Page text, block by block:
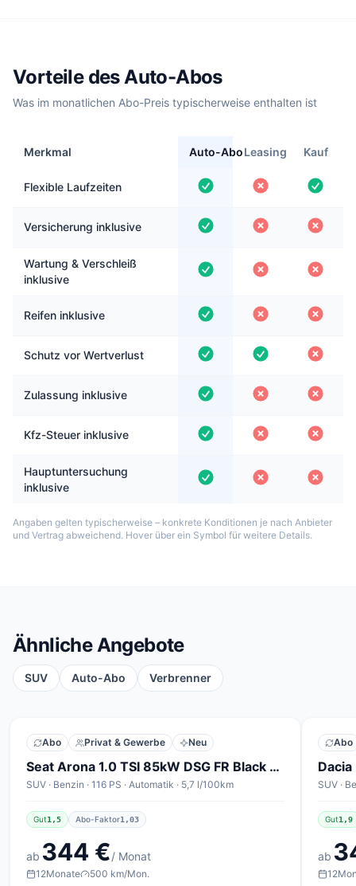
Vorteile des Auto-Abos
Was im monatlichen Abo-Preis typischerweise enthalten ist
Merkmal Auto-AboLeasing Kauf
Flexible Laufzeiten
Versicherung inklusive
Wartung & Verschleiß
inklusive
Reifen inklusive
Schutz vor Wertverlust
Zulassung inklusive
Kfz-Steuer inklusive
Hauptuntersuchung
inklusive
Angaben gelten typischerweise – konkrete Konditionen je nach Anbieter
und Vertrag abweichend. Hover über ein Symbol für weitere Details.
Ähnliche Angebote
SUV Auto-Abo Verbrenner
Abo Privat & Gewerbe Neu
Seat Arona 1.0 TSI 85kW DSG FR Black Edition
SUV · Benzin · 116 PS · Automatik · 5,7 l/100km
Gut1,5 Abo-Faktor1,03
ab 344 €/ Monat
12Monate
500 km/Mon.
Abo
SUV ·
Gut1,9
ab
12